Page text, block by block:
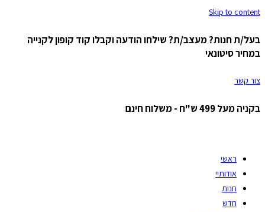
Skip to content
בעל/ת חנות? מעצב/ת? שילחו הודעה וקבלו קוד קופון לקנייה
במחיר סיטונאי
צור קשר
בקניה מעל 499 ש"ח - משלוח חינם
ראשי
אודותיי
חנות
חדש